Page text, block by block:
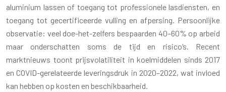
aluminium lassen of toegang tot professionele lasdiensten, en
toegang tot gecertificeerde vulling en afpersing. Persoonlijke
observatie: veel doe-het-zelfers bespaarden 40–60% op arbeid
maar onderschatten soms de tijd en risico’s. Recent
marktnieuws toont prijsvolatiliteit in koelmiddelen sinds 2017
en COVID-gerelateerde leveringsdruk in 2020–2022, wat invloed
kan hebben op kosten en beschikbaarheid.